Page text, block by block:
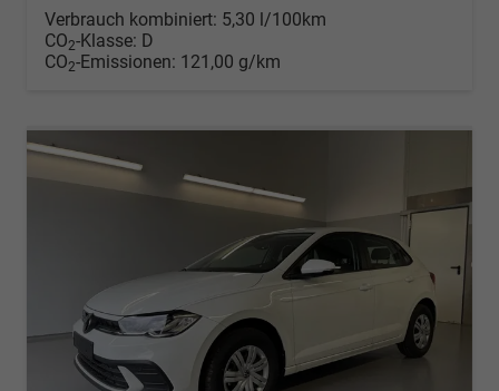
Verbrauch kombiniert: 5,30 l/100km
CO2-Klasse: D
CO2-Emissionen: 121,00 g/km